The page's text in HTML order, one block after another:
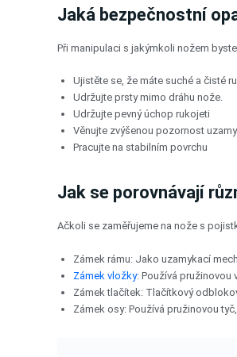
Jaká bezpečnostní
Při manipulaci s jakýmkoli nožem
Ujistěte se, že máte suché a čisté
Udržujte prsty mimo dráhu nože.
Udržujte pevný úchop rukojeti
Věnujte zvýšenou pozornost
Pracujte na stabilním povrchu
Jak se porovnávají
Ačkoli se zaměřujeme na nože s
Zámek rámu: Jako uzamykací
Zámek vložky: Používá pružinovou
Zámek tlačítek: Tlačítkový
Zámek osy: Používá pružinovou